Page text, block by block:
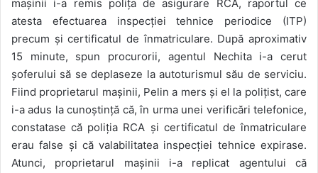
mașinii i-a remis polița de asigurare RCA, raportul ce
atesta efectuarea inspecției tehnice periodice (ITP)
precum și certificatul de înmatriculare. După aproximativ
15 minute, spun procurorii, agentul Nechita i-a cerut
șoferului să se deplaseze la autoturismul său de serviciu.
Fiind proprietarul mașinii, Pelin a mers și el la polițist, care
i-a adus la cunoștință că, în urma unei verificări telefonice,
constatase că poliția RCA și certificatul de înmatriculare
erau false și că valabilitatea inspecției tehnice expirase.
Atunci, proprietarul mașinii i-a replicat agentului că